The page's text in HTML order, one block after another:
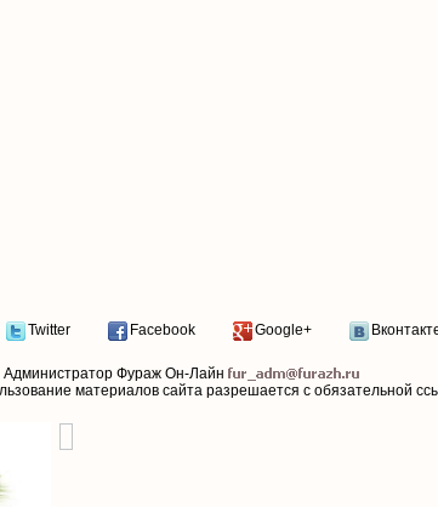
Twitter Facebook Google+
Администратор Фураж Он-Лайн
материалов сайта разрешается с обязательной